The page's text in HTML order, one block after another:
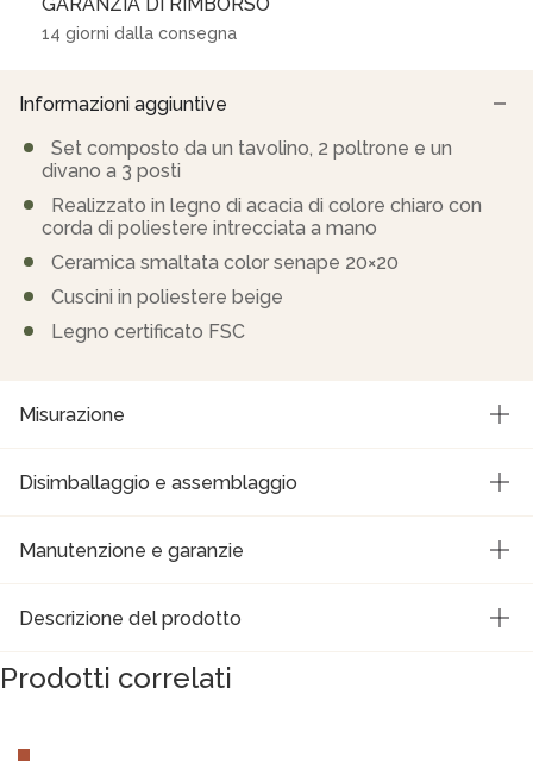
14 giorni dalla consegna
Informazioni aggiuntive
Set composto da un tavolino, 2 poltrone e un
divano a 3 posti
Realizzato in legno di acacia di colore chiaro con
corda di poliestere intrecciata a mano
Ceramica smaltata color senape 20×20
Cuscini in poliestere beige
Legno certificato FSC
Misurazione
Disimballaggio e assemblaggio
Manutenzione e garanzie
Descrizione del prodotto
Prodotti correlati